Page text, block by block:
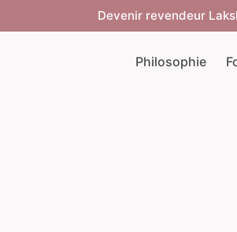
Devenir revendeur
Philosophie